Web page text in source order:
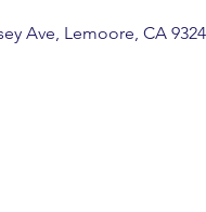
Ave, Lemoore, CA